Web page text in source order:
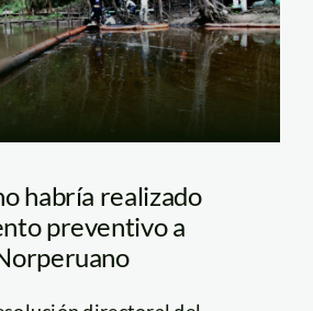
habría realizado
preventivo a